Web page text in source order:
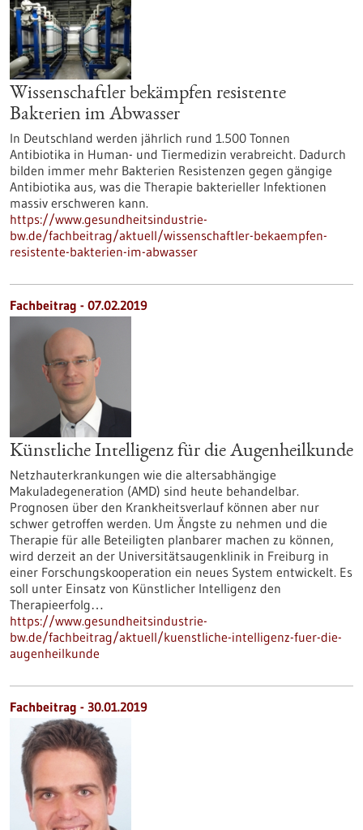
Wissenschaftler bekämpfen resistente
Bakterien im Abwasser
In Deutschland werden jährlich rund 1.500 Tonnen
Antibiotika in Human- und Tiermedizin verabreicht. Dadurch
bilden immer mehr Bakterien Resistenzen gegen gängige
Antibiotika aus, was die Therapie bakterieller Infektionen
massiv erschweren kann.
https://www.gesundheitsindustrie-
bw.de/fachbeitrag/aktuell/wissenschaftler-bekaempfen-
resistente-bakterien-im-abwasser
Fachbeitrag - 07.02.2019
Künstliche Intelligenz für die Augenheilkunde
Netzhauterkrankungen wie die altersabhängige
Makuladegeneration (AMD) sind heute behandelbar.
Prognosen über den Krankheitsverlauf können aber nur
schwer getroffen werden. Um Ängste zu nehmen und die
Therapie für alle Beteiligten planbarer machen zu können,
wird derzeit an der Universitätsaugenklinik in Freiburg in
einer Forschungskooperation ein neues System entwickelt. Es
soll unter Einsatz von Künstlicher Intelligenz den
Therapieerfolg…
https://www.gesundheitsindustrie-
bw.de/fachbeitrag/aktuell/kuenstliche-intelligenz-fuer-die-
augenheilkunde
Fachbeitrag - 30.01.2019